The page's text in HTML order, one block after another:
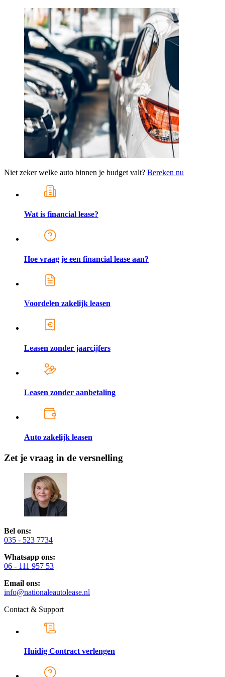
Niet zeker welke auto binnen je budget valt? Bereken nu
Wat is financial lease?
Hoe vraag je een financial lease aan?
Voordelen zakelijk leasen
Leasen zonder jaarcijfers
Leasen zonder aanbetaling
Auto zakelijk leasen
Zet je vraag in de versnelling
Bel ons:
035 - 523 7734
Whatsapp ons:
06 - 111 957 53
Email ons:
info@nationaleautolease.nl
Contact & Support
Huidig Contract verlengen